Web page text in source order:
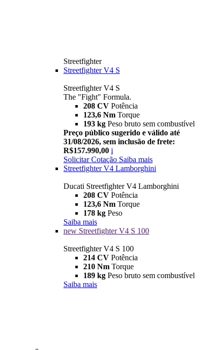
Streetfighter
Streetfighter V4 S
Streetfighter V4 S
The "Fight" Formula.
208 CV Potência
123,6 Nm Torque
193 kg Peso bruto sem combustível
Preço público sugerido e válido até
31/08/2026, sem inclusão de frete:
R$157.990,00 i
Solicitar Cotação Saiba mais
Streetfighter V4 Lamborghini
Ducati Streetfighter V4 Lamborghini
208 CV Potência
123,6 Nm Torque
178 kg Peso
Saiba mais
new Streetfighter V4 S 100
Streetfighter V4 S 100
214 CV Potência
210 Nm Torque
189 kg Peso bruto sem combustível
Saiba mais